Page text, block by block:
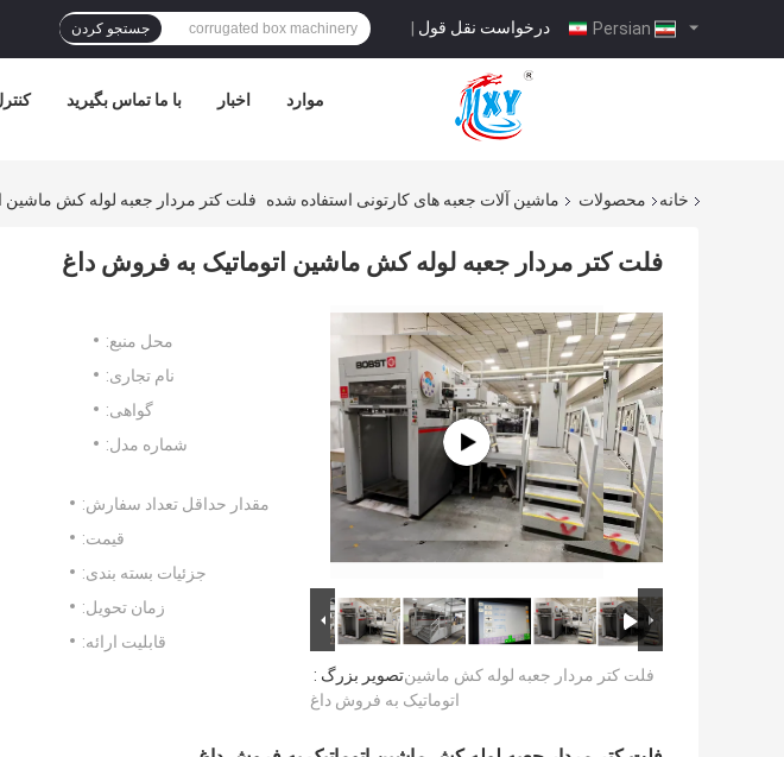
درخواست نقل قول | جستجو کردن
با ما تماس بگیرید اخبار موارد
خانه محصولات ماشین آلات جعبه های کارتونی استفاده شده فلت کتر مردار جعبه لوله کش ماشین
فلت کتر مردار جعبه لوله کش ماشین اتوماتیک به فروش داغ
تصویر بزرگ :فلت کتر مردار جعبه لوله کش ماشین
اتوماتیک به فروش داغ
محل منبع:
نام تجاری:
گواهی:
شماره مدل:
مقدار حداقل تعداد سفارش:
قیمت:
جزئیات بسته بندی:
زمان تحویل:
قابلیت ارائه: